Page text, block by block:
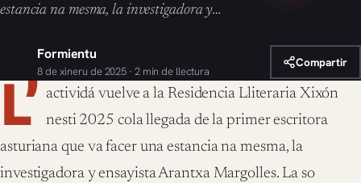
estancia na mesma, la investigadora y…
Formientu
8 de xineru de 2025 · 2 min de llectura
Compartir
L’ actividá vuelve a la Residencia Lliteraria Xixón
nesti 2025 cola llegada de la primer escritora
asturiana que va facer una estancia na mesma, la
investigadora y ensayista Arantxa Margolles. La so